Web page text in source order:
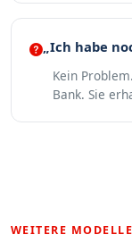
„Ich habe
Kein
Bank. Sie
WEITERE MODELLE